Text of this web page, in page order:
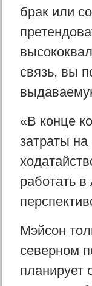
брак или
связь, вы
«В конце
затраты
работать
Мэйсон
северном
планирует